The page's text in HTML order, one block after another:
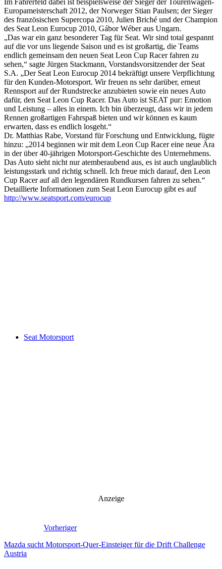
Europameisterschaft 2012, der Norweger Stian Paulsen; der Sieger
des französischen Supercopa 2010, Julien Briché und der Champion
des Seat Leon Eurocup 2010, Gábor Wéber aus Ungarn.
„Das war ein ganz besonderer Tag für Seat. Wir sind total gespannt
auf die vor uns liegende Saison und es ist großartig, die Teams
endlich gemeinsam den neuen Seat Leon Cup Racer fahren zu
sehen,“ sagte Jürgen Stackmann, Vorstandsvorsitzender der Seat
S.A. „Der Seat Leon Eurocup 2014 bekräftigt unsere Verpflichtung
für den Kunden-Motorsport. Wir freuen ns sehr darüber, erneut
Rennsport auf der Rundstrecke anzubieten sowie ein neues Auto
dafür, den Seat Leon Cup Racer. Das Auto ist SEAT pur: Emotion
und Leistung – alles in einem. Ich bin überzeugt, dass wir in jedem
Rennen großartigen Fahrspaß bieten und wir können es kaum
erwarten, dass es endlich losgeht.“
Dr. Matthias Rabe, Vorstand für Forschung und Entwicklung, fügte
hinzu: „2014 beginnen wir mit dem Leon Cup Racer eine neue Ära
in der über 40-jährigen Motorsport-Geschichte des Unternehmens.
Das Auto sieht nicht nur atemberaubend aus, es ist auch unglaublich
leistungsstark und richtig schnell. Ich freue mich darauf, den Leon
Cup Racer auf all den legendären Rundkursen fahren zu sehen.“
Detaillierte Informationen zum Seat Leon Eurocup gibt es auf
http://www.seatsport.com/eurocup
Seat Motorsport
Anzeige
Vorheriger
Mazda sucht Motorsport-Quer-Einsteiger für die Drift Challenge
Austria